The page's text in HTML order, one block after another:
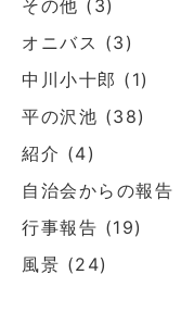
その他 (3)
オニバス (3)
中川小十郎 (1)
平の沢池 (38)
紹介 (4)
自治会からの報告
行事報告 (19)
風景 (24)